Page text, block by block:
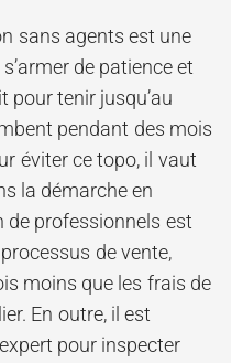
sans agents est une
de patience et
pour tenir jusqu’au
pendant des mois
éviter ce topo, il vaut
la démarche en
de professionnels est
de vente,
moins que les frais de
En outre, il est
pour inspecter